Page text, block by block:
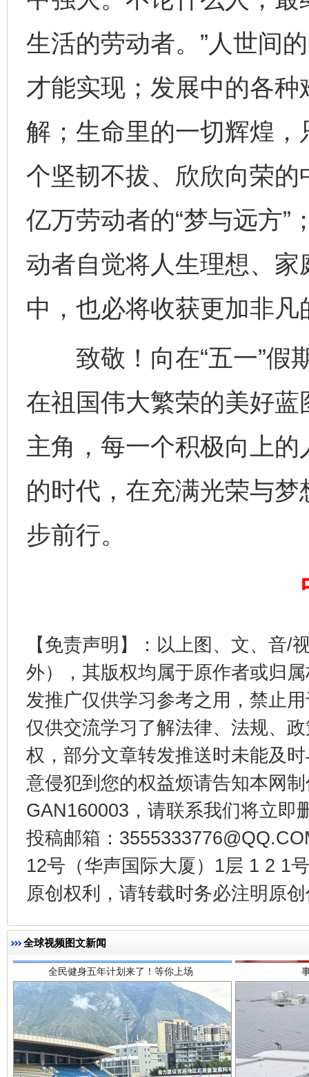
生活的劳动者。”人世间
才能实现；发展中的各
解；生命里的一切辉煌
个坚韧不拔、欣欣向荣
亿万劳动者的“梦与远方”
动者自觉将人生理想、
中，也必将收获更加非凡
致敬！向在“五一”假
在祖国伟大繁荣的美好
主角，每一个积极向上
的时代，在充满光荣与
步前行。
【免责声明】：以上图、文、音/
外），其版权均属于原作者或归
发推广仅供学习参考之用，禁止
仅供交流学习了解法律、法规、
权，部分文章转发推送时未能及
意侵犯到您的权益烦请告知本网
GAN160003，请联系我们将立即
投稿邮箱：
12号（华声国际大厦）1层 1 2 1
原创权利，请转载时务必注明原
全球视频图文新闻
东山县通报“牛蛙产品抗生素超标问题”
千年窑火 生生不息
揭开“小金库”的免责幌子
受贿1.44亿！段成刚被判无期 从幼
全民健身五年计划来了！等你上场
阿坝州三大球赛在茂县开幕 规模